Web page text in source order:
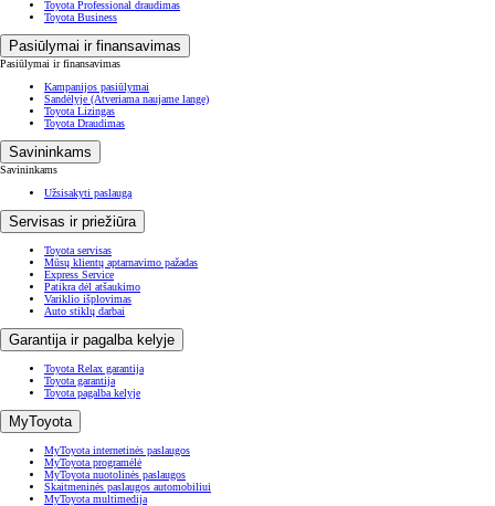
Toyota Professional draudimas
Toyota Business
Pasiūlymai ir finansavimas
Pasiūlymai ir finansavimas
Kampanijos pasiūlymai
Sandėlyje (Atveriama naujame lange)
Toyota Lizingas
Toyota Draudimas
Savininkams
Savininkams
Užsisakyti paslaugą
Servisas ir priežiūra
Toyota servisas
Mūsų klientų aptarnavimo pažadas
Express Service
Patikra dėl atšaukimo
Variklio išplovimas
Auto stiklų darbai
Garantija ir pagalba kelyje
Toyota Relax garantija
Toyota garantija
Toyota pagalba kelyje
MyToyota
MyToyota internetinės paslaugos
MyToyota programėlė
MyToyota nuotolinės paslaugos
Skaitmeninės paslaugos automobiliui
MyToyota multimedija